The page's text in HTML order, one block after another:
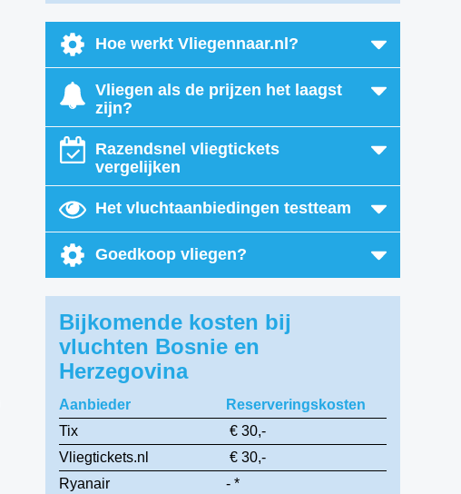
Hoe werkt Vliegennaar.nl?
Vliegen als de prijzen het laagst
zijn?
Razendsnel vliegtickets
vergelijken
Het vluchtaanbiedingen testteam
Goedkoop vliegen?
Bijkomende kosten bij
vluchten Bosnie en
Herzegovina
Aanbieder
Reserveringskosten
Tix
€ 30,-
Vliegtickets.nl
€ 30,-
Ryanair
- *